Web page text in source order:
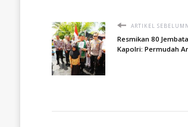
ARTIKEL
Resmikan 80
Kapolri: Permudah